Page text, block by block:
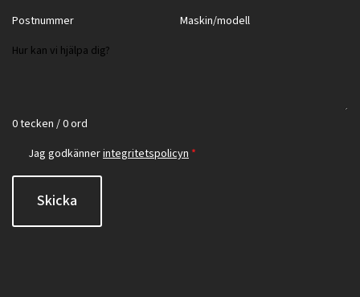
0 tecken / 0 ord
Jag godkännerintegritetspolicyn *
Skicka